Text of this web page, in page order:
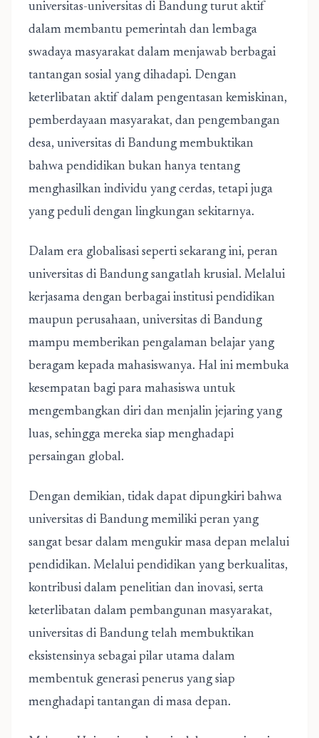
universitas-universitas di Bandung turut aktif
dalam membantu pemerintah dan lembaga
swadaya masyarakat dalam menjawab berbagai
tantangan sosial yang dihadapi. Dengan
keterlibatan aktif dalam pengentasan kemiskinan,
pemberdayaan masyarakat, dan pengembangan
desa, universitas di Bandung membuktikan
bahwa pendidikan bukan hanya tentang
menghasilkan individu yang cerdas, tetapi juga
yang peduli dengan lingkungan sekitarnya.
Dalam era globalisasi seperti sekarang ini, peran
universitas di Bandung sangatlah krusial. Melalui
kerjasama dengan berbagai institusi pendidikan
maupun perusahaan, universitas di Bandung
mampu memberikan pengalaman belajar yang
beragam kepada mahasiswanya. Hal ini membuka
kesempatan bagi para mahasiswa untuk
mengembangkan diri dan menjalin jejaring yang
luas, sehingga mereka siap menghadapi
persaingan global.
Dengan demikian, tidak dapat dipungkiri bahwa
universitas di Bandung memiliki peran yang
sangat besar dalam mengukir masa depan melalui
pendidikan. Melalui pendidikan yang berkualitas,
kontribusi dalam penelitian dan inovasi, serta
keterlibatan dalam pembangunan masyarakat,
universitas di Bandung telah membuktikan
eksistensinya sebagai pilar utama dalam
membentuk generasi penerus yang siap
menghadapi tantangan di masa depan.